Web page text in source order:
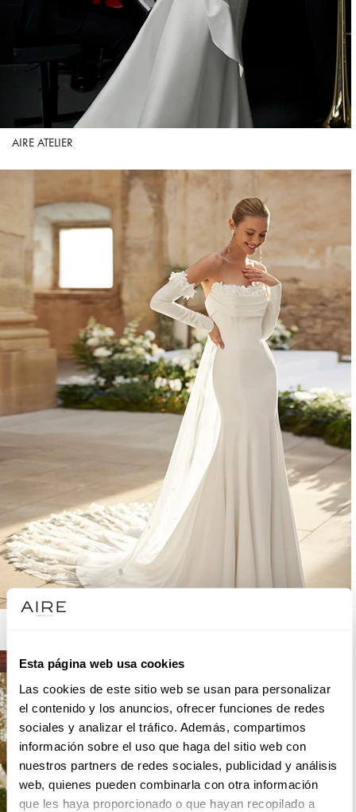
Esta página web usa cookies
Las cookies de este sitio web se usan para personalizar
el contenido y los anuncios, ofrecer funciones de redes
sociales y analizar el tráfico. Además, compartimos
información sobre el uso que haga del sitio web con
nuestros partners de redes sociales, publicidad y análisis
web, quienes pueden combinarla con otra información
que les haya proporcionado o que hayan recopilado a
AIRE ATELIER